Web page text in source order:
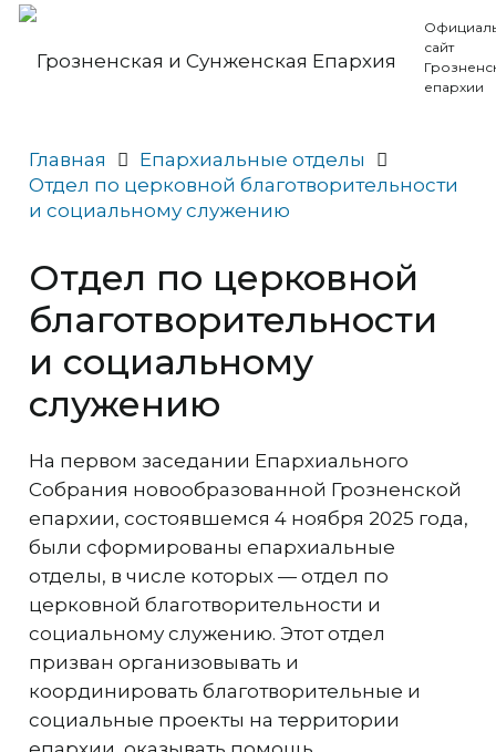
сайт
епархии
Главная
Епархиальные отделы
Отдел по церковной благотворительности
и социальному служению
Отдел по церковной
благотворительности
и социальному
служению
На первом заседании Епархиального
Собрания новообразованной Грозненской
епархии, состоявшемся 4 ноября 2025 года,
были сформированы епархиальные
отделы, в числе которых — отдел по
церковной благотворительности и
социальному служению. Этот отдел
призван организовывать и
координировать благотворительные и
социальные проекты на территории